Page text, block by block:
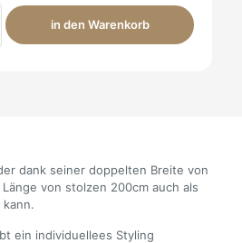
in den Warenkorb
dank seiner doppelten Breite von
von stolzen 200cm auch als
ein individuellees Styling